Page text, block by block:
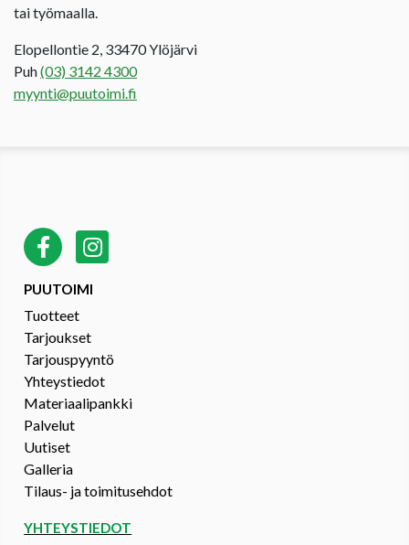
tai työmaalla.
Elopellontie 2, 33470 Ylöjärvi
Puh(03) 3142 4300
myynti@puutoimi.fi
PUUTOIMI
Tuotteet
Tarjoukset
Tarjouspyyntö
Yhteystiedot
Materiaalipankki
Palvelut
Uutiset
Galleria
Tilaus- ja toimitusehdot
YHTEYSTIEDOT